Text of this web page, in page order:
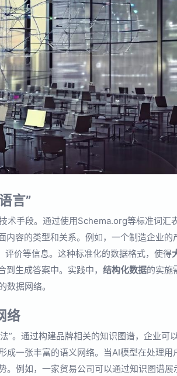
言”
术手段。通过使用Schema.org等标准词汇
容的类型和关系。例如，一个制造企业的
价等信息。这种标准化的数据格式，使得
生成答案中。实践中， 结构化数据的实施
据网络。
络
”。通过构建品牌相关的知识图谱，企业可
成一张丰富的语义网络。当AI模型在处理用
。例如，一家贸易公司可以通过知识图谱展